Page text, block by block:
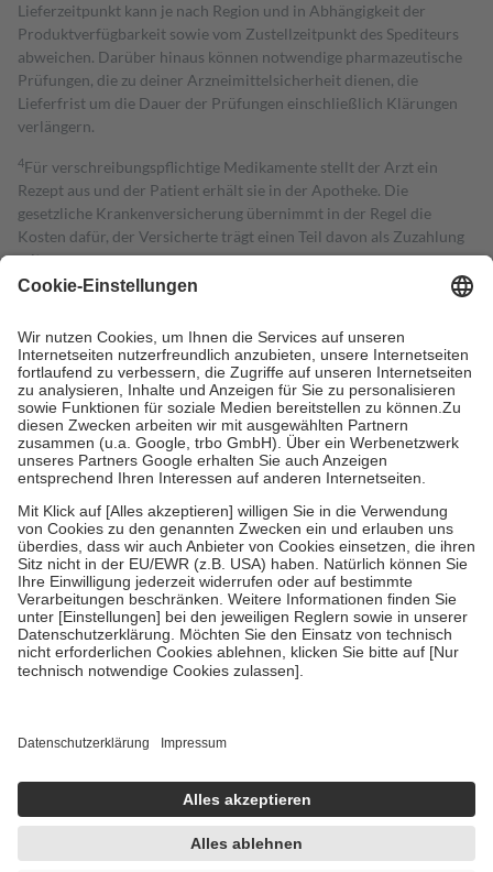
Lieferzeitpunkt kann je nach Region und in Abhängigkeit der
Produktverfügbarkeit sowie vom Zustellzeitpunkt des Spediteurs
abweichen. Darüber hinaus können notwendige pharmazeutische
Prüfungen, die zu deiner Arzneimittelsicherheit dienen, die
Lieferfrist um die Dauer der Prüfungen einschließlich Klärungen
verlängern.
4Für verschreibungspflichtige Medikamente stellt der Arzt ein
Rezept aus und der Patient erhält sie in der Apotheke. Die
gesetzliche Krankenversicherung übernimmt in der Regel die
Kosten dafür, der Versicherte trägt einen Teil davon als Zuzahlung
mit.
Grundsätzlich leisten Mitglieder Zuzahlungen in Höhe von zehn
höchstens zehn Euro.
Es sind jedoch nie mehr als die tatsächlichen
Kosten der Leistung zu entrichten.
Diese Regeln gelten grundsätzlich auch für Online-Apotheken.
Bei Heilmitteln und häuslicher Krankenpflege beträgt die
Zuzahlung zehn Prozent der Kosten sowie zehn Euro je
Verordnung.
Um das Engagement der Versicherten für ihre eigene Gesundheit zu
stärken und die besondere Stellung der Familie zu unterstützen,
fallenkeine Zuzahlungenan bei:
• Kindern und Jugendlichen bis zum vollendeten 18. Lebensjahr
mit Ausnahme der Fahrkosten
• Untersuchungen zur Vorsorge und Früherkennung, die von der
GKV getragen werden
• empfohlenen Schutzimpfungen
• Harn- und Blutteststreifen
getroffen, um sicherzustellen, dass es sich um echte Bewertungen
https://help.etrusted.com/hc/de/articles/4419944605341
Einige Bilder und Inhalte wurden unter Zuhilfenahme künstlicher